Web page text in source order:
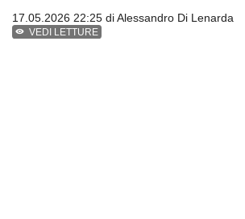
17.05.2026 22:25 diAlessandro Di Lenarda
VEDI LETTURE